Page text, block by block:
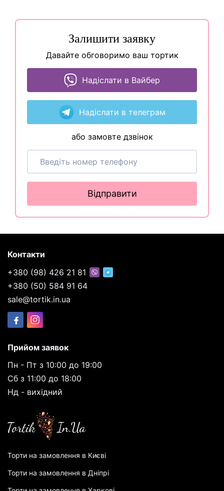
Залишити заявку
Давайте обговоримо ваш тортик
Надіслати в Вайбер
Надіслати в телеграм
або замовте дзвінок
Відправити
Контакти
+380 (98) 426 21 81
+380 (50) 584 91 64
sale@tortik.in.ua
Прийом заявок
Пн - Пт з 10:00 до 19:00
Сб з 11:00 до 18:00
Нд - вихідний
Торти на замовлення в Києві
Торти на замовлення в Дніпрі